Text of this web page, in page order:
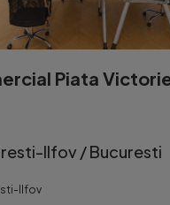
Piata
Ilfov / Bucuresti
Ilfov